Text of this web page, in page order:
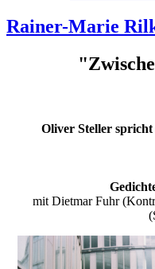
Rainer-Marie
Oliver Steller
mit Dietmar Fuhr